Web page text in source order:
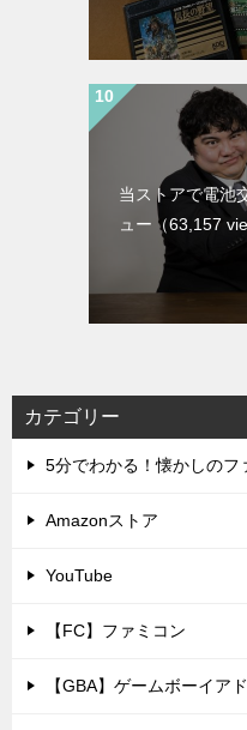
当ストアで電池
ュー （63,157
カテゴリー
5分でわかる！懐かしのフ
Amazonストア
YouTube
【FC】ファミコン
【GBA】ゲームボーイア